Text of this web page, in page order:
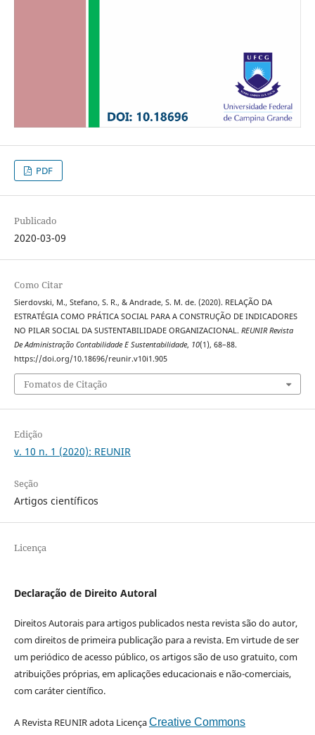
PDF
Publicado
2020-03-09
Como Citar
Sierdovski, M., Stefano, S. R., & Andrade, S. M. de. (2020). RELAÇÃO DA
ESTRATÉGIA COMO PRÁTICA SOCIAL PARA A CONSTRUÇÃO DE INDICADORES
NO PILAR SOCIAL DA SUSTENTABILIDADE ORGANIZACIONAL. REUNIR Revista
De Administração Contabilidade E Sustentabilidade, 10(1), 68–88.
https://doi.org/10.18696/reunir.v10i1.905
Fomatos de Citação
Edição
v. 10 n. 1 (2020): REUNIR
Seção
Artigos científicos
Licença
Declaração de Direito Autoral
Direitos Autorais para artigos publicados nesta revista são do autor,
com direitos de primeira publicação para a revista. Em virtude de ser
um periódico de acesso público, os artigos são de uso gratuito, com
atribuições próprias, em aplicações educacionais e não-comerciais,
com caráter científico.
A Revista REUNIR adota LicençaCreative Commons